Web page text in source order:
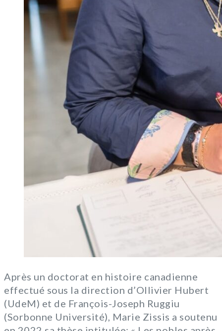
Après un doctorat en histoire canadienne
effectué sous la direction d’Ollivier Hubert
(UdeM) et de François-Joseph Ruggiu
(Sorbonne Université), Marie Zissis a soutenu